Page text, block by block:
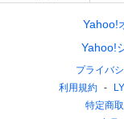
Yahoo!
Yahoo!
プライバ
利用規約
特定商